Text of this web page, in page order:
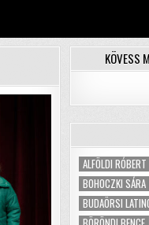
KÖVESS
ALFÖLDI RÓBERT
BOHOCZKI SÁRA
BUDAÖRSI